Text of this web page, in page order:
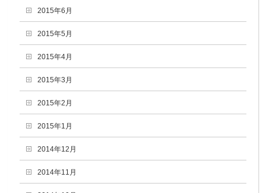
2015年6月
2015年5月
2015年4月
2015年3月
2015年2月
2015年1月
2014年12月
2014年11月